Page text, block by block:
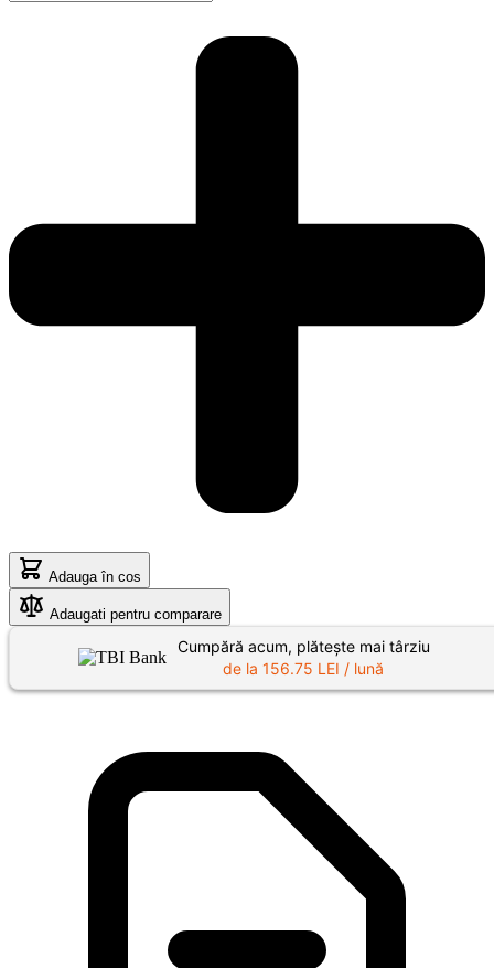
Adauga în cos
Adaugati pentru comparare
Cumpără acum, plătește mai târziu
de la 156.75 LEI / lună